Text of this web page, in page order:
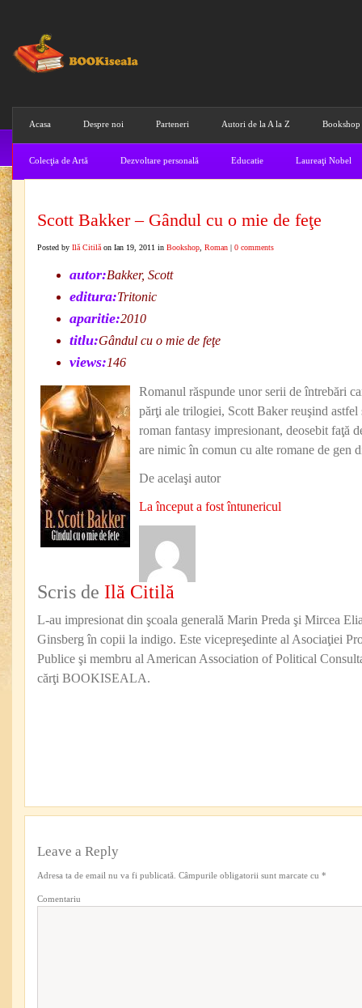
Acasa Despre noi Parteneri Autori de la A la Z Bookshop
Colecţia de Artă Dezvoltare personală Educatie Laureaţi Nobel
Scott Bakker – Gândul cu o mie de feţe
Posted by Ilă Citilă on Ian 19, 2011 in Bookshop Roman | 0 comments
autor:Bakker, Scott
editura:Tritonic
aparitie:2010
titlu:Gândul cu o mie de feţe
views:146
Romanul răspunde unor serii de întrebări
părţi ale trilogiei, Scott Baker reuşind astfel
roman fantasy impresionant, deosebit faţă
are nimic în comun cu alte romane de gen
De acelaşi autor
La început a fost întunericul
Scris de Ilă Citilă
L-au impresionat din şcoala generală Marin Preda şi Mircea
Ginsberg în copii la indigo. Este vicepreşedinte al Asociaţiei
Publice şi membru al American Association of Political
cărţi BOOKISEALA.
Leave a Reply
Adresa ta de email nu va fi publicată. Câmpurile obligatorii sunt marcate cu *
Comentariu